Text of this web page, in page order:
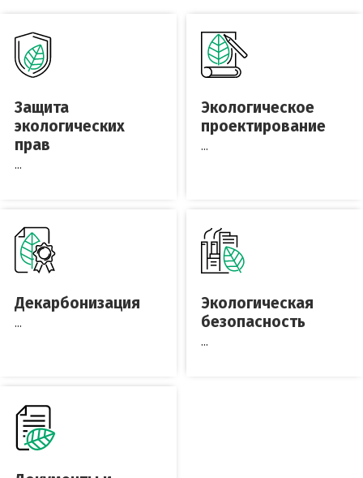
Защита
экологических
прав
...
Экологическое
проектирование
...
Декарбонизация
...
Экологическая
безопасность
...